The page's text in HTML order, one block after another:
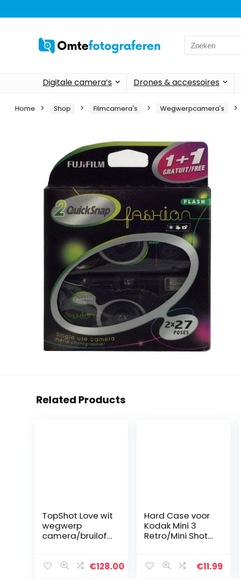
Search
for:
Digitale camera’s Drones & accessoires
Home Shop Filmcamera's Wegwerpcamera's
Related Products
TopShot Love wit
wegwerp
camera/bruiloft
stuks)
€128.00
Hard Case voor
Kodak Mini 3
Retro/Mini Shot
shot Combo 3
€11.99